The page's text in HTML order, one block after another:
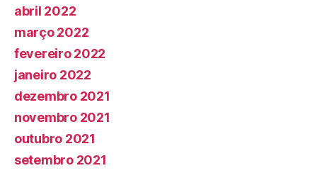
abril 2022
março 2022
fevereiro 2022
janeiro 2022
dezembro 2021
novembro 2021
outubro 2021
setembro 2021